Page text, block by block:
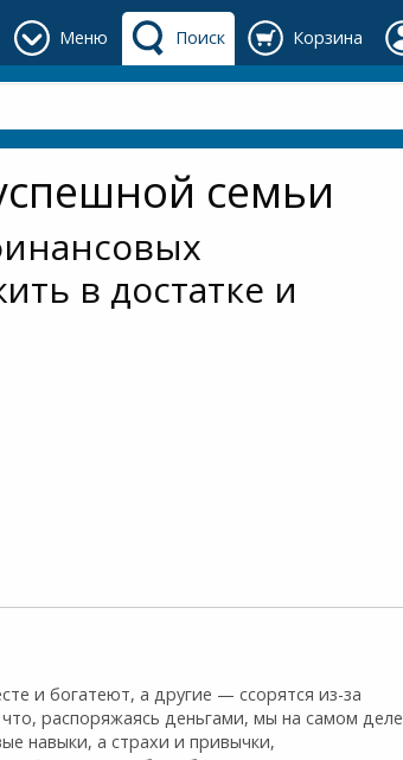
Меню Поиск Корзина
семьи
в достатке и
и богатеют, а другие — ссорятся из-за
распоряжаясь деньгами, мы на самом деле
навыки, а страхи и привычки,